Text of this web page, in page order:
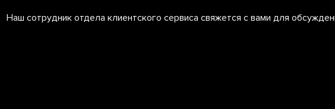
Наш сотрудник отдела клиентского сервиса свяжется с вами для